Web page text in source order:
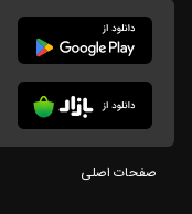
صفحات اصلی